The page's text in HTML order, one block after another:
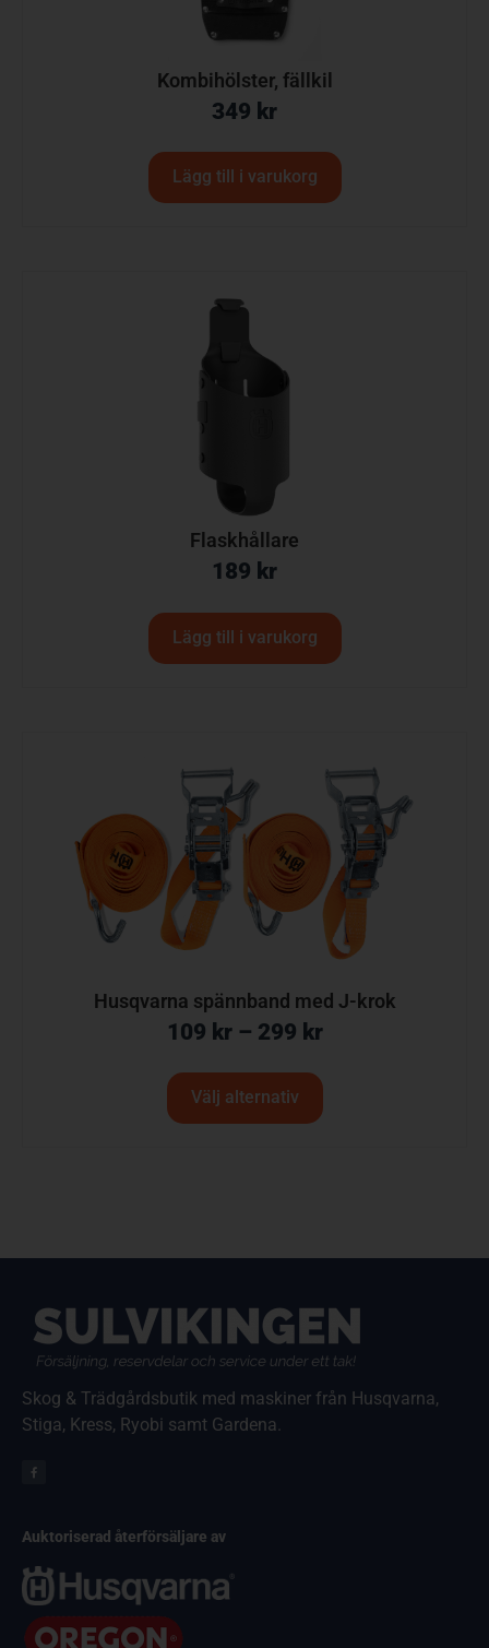
Kombihölster, fällkil
349 kr
Lägg till i varukorg
Flaskhållare
189 kr
Lägg till i varukorg
Husqvarna spännband med J-krok
109 kr – 299 kr
Välj alternativ
Skog & Trädgårdsbutik med maskiner från Husqvarna,
Stiga, Kress, Ryobi samt Gardena.
Auktoriserad återförsäljare av